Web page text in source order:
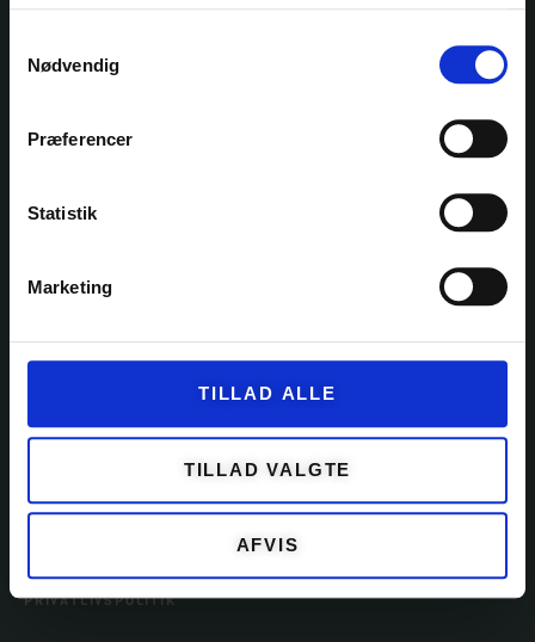
Nødvendig
Præferencer
Statistik
Marketing
TILLAD ALLE
TILLAD VALGTE
AFVIS
KITS
TILBEHØR
KUNDESERVICE
PRIVATLIVSPOLITIK